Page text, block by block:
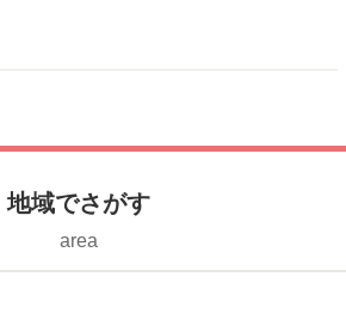
地域でさがす
area